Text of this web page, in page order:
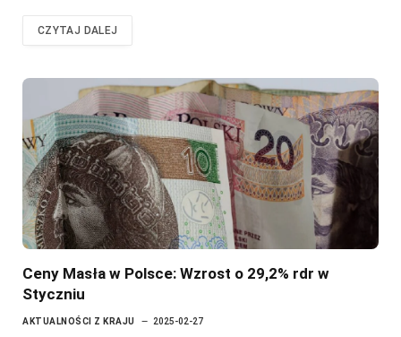
CZYTAJ DALEJ
Ceny Masła w Polsce: Wzrost o 29,2% rdr w
Styczniu
AKTUALNOŚCI Z KRAJU 2025-02-27